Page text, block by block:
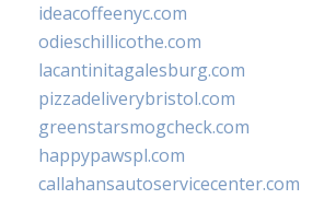
ideacoffeenyc.com
odieschillicothe.com
lacantinitagalesburg.com
pizzadeliverybristol.com
greenstarsmogcheck.com
happypawspl.com
callahansautoservicecenter.com